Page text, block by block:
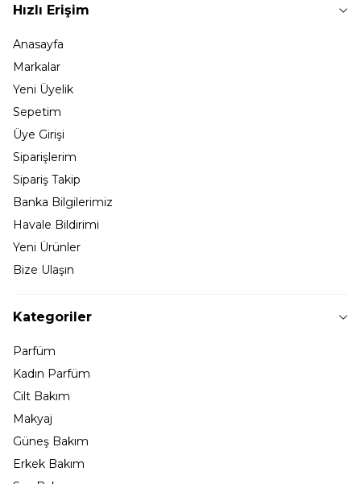
Hızlı Erişim
Anasayfa
Markalar
Yeni Üyelik
Sepetim
Üye Girişi
Siparişlerim
Sipariş Takip
Banka Bilgilerimiz
Havale Bildirimi
Yeni Ürünler
Bize Ulaşın
Kategoriler
Parfüm
Kadın Parfüm
Cilt Bakım
Makyaj
Güneş Bakım
Erkek Bakım